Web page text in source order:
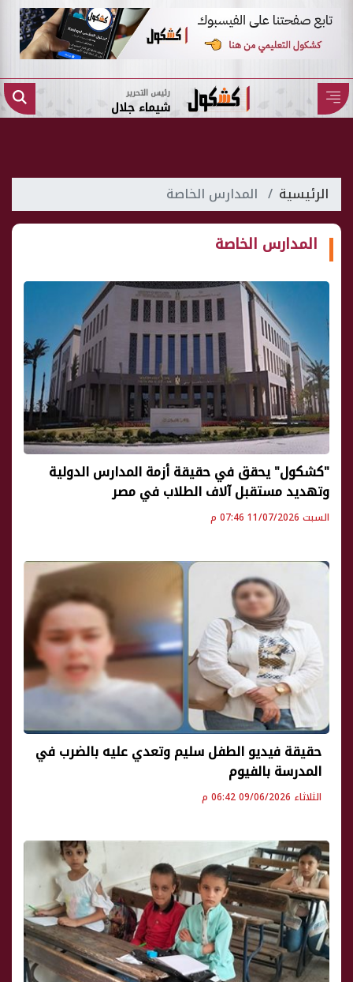
رئيس التحرير
شيماء جلال
الرئيسية المدارس الخاصة
المدارس الخاصة
"كشكول" يحقق في حقيقة أزمة المدارس الدولية
وتهديد مستقبل آلاف الطلاب في مصر
السبت 11/07/2026 07:46 م
حقيقة فيديو الطفل سليم وتعدي عليه بالضرب في
المدرسة بالفيوم
الثلاثاء 09/06/2026 06:42 م